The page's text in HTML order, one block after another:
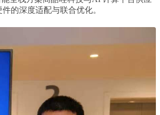
的深度适配与联合优化。